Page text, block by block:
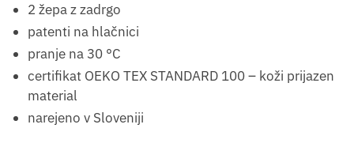
2 žepa z zadrgo
patenti na hlačnici
pranje na 30 °C
certifikat OEKO TEX STANDARD 100 – koži prijazen
material
narejeno v Sloveniji